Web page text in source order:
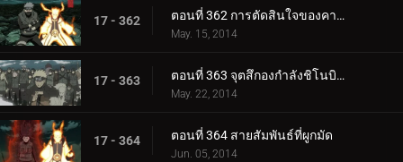
17 - 362 ตอนที่ 362 การตัดสินใจของคาคาชิ
May. 15, 2014
17 - 363 ตอนที่ 363 จุตสึกองกำลังชิโนบิพันธมิตร!
May. 22, 2014
17 - 364 ตอนที่ 364 สายสัมพันธ์ที่ผูกมัด
Jun. 05, 2014